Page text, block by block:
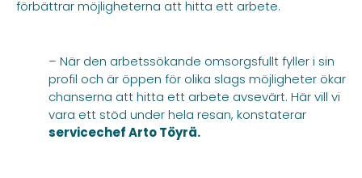
förbättrar möjligheterna att hitta ett arbete.
– När den arbetssökande omsorgsfullt fyller i sin
profil och är öppen för olika slags möjligheter ökar
chanserna att hitta ett arbete avsevärt. Här vill vi
vara ett stöd under hela resan, konstaterar
servicechef Arto Töyrä.